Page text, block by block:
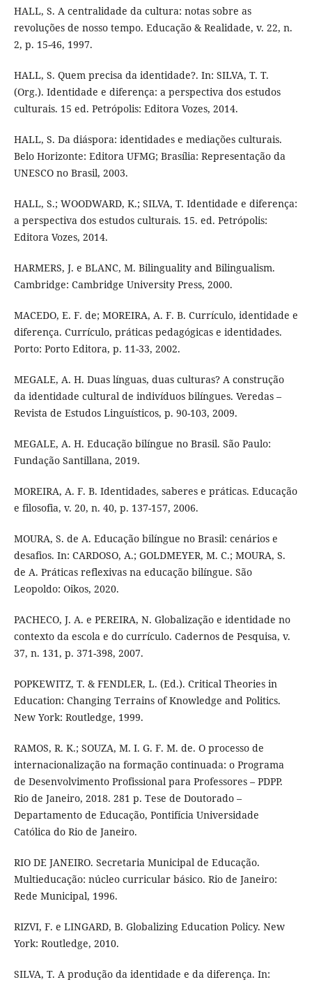
HALL, S. A centralidade da cultura: notas sobre as
revoluções de nosso tempo. Educação & Realidade, v. 22, n.
2, p. 15-46, 1997.
HALL, S. Quem precisa da identidade?. In: SILVA, T. T.
(Org.). Identidade e diferença: a perspectiva dos estudos
culturais. 15 ed. Petrópolis: Editora Vozes, 2014.
HALL, S. Da diáspora: identidades e mediações culturais.
Belo Horizonte: Editora UFMG; Brasília: Representação da
UNESCO no Brasil, 2003.
HALL, S.; WOODWARD, K.; SILVA, T. Identidade e diferença:
a perspectiva dos estudos culturais. 15. ed. Petrópolis:
Editora Vozes, 2014.
HARMERS, J. e BLANC, M. Bilinguality and Bilingualism.
Cambridge: Cambridge University Press, 2000.
MACEDO, E. F. de; MOREIRA, A. F. B. Currículo, identidade e
diferença. Currículo, práticas pedagógicas e identidades.
Porto: Porto Editora, p. 11-33, 2002.
MEGALE, A. H. Duas línguas, duas culturas? A construção
da identidade cultural de indivíduos bilíngues. Veredas –
Revista de Estudos Linguísticos, p. 90-103, 2009.
MEGALE, A. H. Educação bilíngue no Brasil. São Paulo:
Fundação Santillana, 2019.
MOREIRA, A. F. B. Identidades, saberes e práticas. Educação
e filosofia, v. 20, n. 40, p. 137-157, 2006.
MOURA, S. de A. Educação bilíngue no Brasil: cenários e
desafios. In: CARDOSO, A.; GOLDMEYER, M. C.; MOURA, S.
de A. Práticas reflexivas na educação bilíngue. São
Leopoldo: Oikos, 2020.
PACHECO, J. A. e PEREIRA, N. Globalização e identidade no
contexto da escola e do currículo. Cadernos de Pesquisa, v.
37, n. 131, p. 371-398, 2007.
POPKEWITZ, T. & FENDLER, L. (Ed.). Critical Theories in
Education: Changing Terrains of Knowledge and Politics.
New York: Routledge, 1999.
RAMOS, R. K.; SOUZA, M. I. G. F. M. de. O processo de
internacionalização na formação continuada: o Programa
de Desenvolvimento Profissional para Professores – PDPP.
Rio de Janeiro, 2018. 281 p. Tese de Doutorado –
Departamento de Educação, Pontifícia Universidade
Católica do Rio de Janeiro.
RIO DE JANEIRO. Secretaria Municipal de Educação.
Multieducação: núcleo curricular básico. Rio de Janeiro:
Rede Municipal, 1996.
RIZVI, F. e LINGARD, B. Globalizing Education Policy. New
York: Routledge, 2010.
SILVA, T. A produção da identidade e da diferença. In: